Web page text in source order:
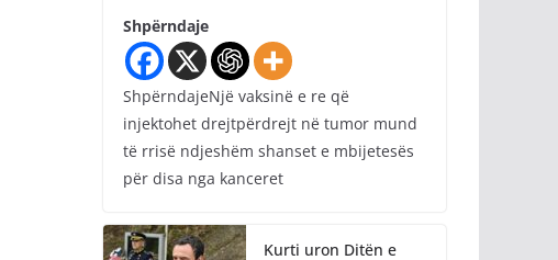
Shpërndaje
ShpërndajeNjë vaksinë e re që
injektohet drejtpërdrejt në tumor mund
të rrisë ndjeshëm shanset e mbijetesës
për disa nga kanceret
Kurti uron Ditën e